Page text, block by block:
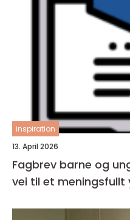
inspiration
13. April 2026
Fagbrev barne og
vei til et meningsfullt